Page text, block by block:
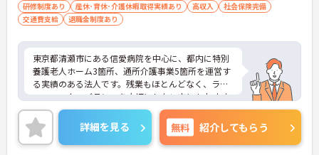
研修制度あり
産休･育休･介護休暇取得実績あり 高収入
社会保険完備
交通費支給
退職金制度あり
東京都清瀬市にある信愛病院を中心に、都内に特別
養護老人ホーム3箇所、通所介護事業5箇所を運営す
る実績のある法人です。残業もほとんどなく、ライ
フ・ワーク・バランスを大切にしたい方にもおすす
めです。資格があるけれど未経験、またはブランク
のある方も充実にOJTで安心して勤務できます。
ご興味のある方は面接対策ポイントなどお話致しま
すのでお気軽にお問い合わせください。
詳細を見る 無料 紹介してもらう